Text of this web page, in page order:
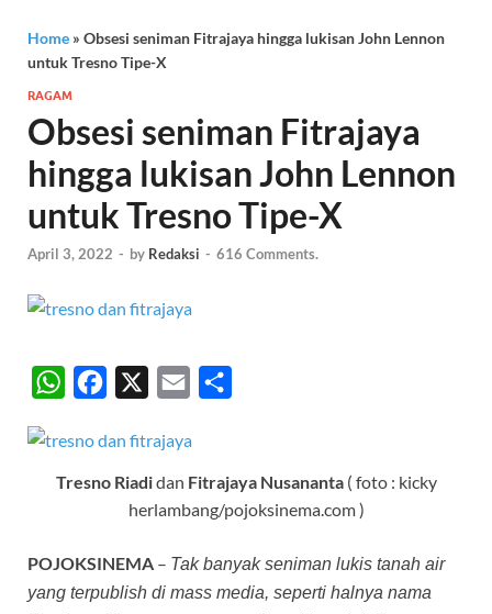
Home » Obsesi seniman Fitrajaya hingga lukisan John Lennon
untuk Tresno Tipe-X
RAGAM
Obsesi seniman Fitrajaya
hingga lukisan John Lennon
untuk Tresno Tipe-X
April 3, 2022 - by Redaksi - 616 Comments.
W
a
t
c
e
a
i
l
r
e
Tresno Riadidan Fitrajaya Nusananta( foto : kicky
herlambang/pojoksinema.com )
POJOKSINEMA – Tak banyak seniman lukis tanah air
yang terpublish di mass media, seperti halnya nama